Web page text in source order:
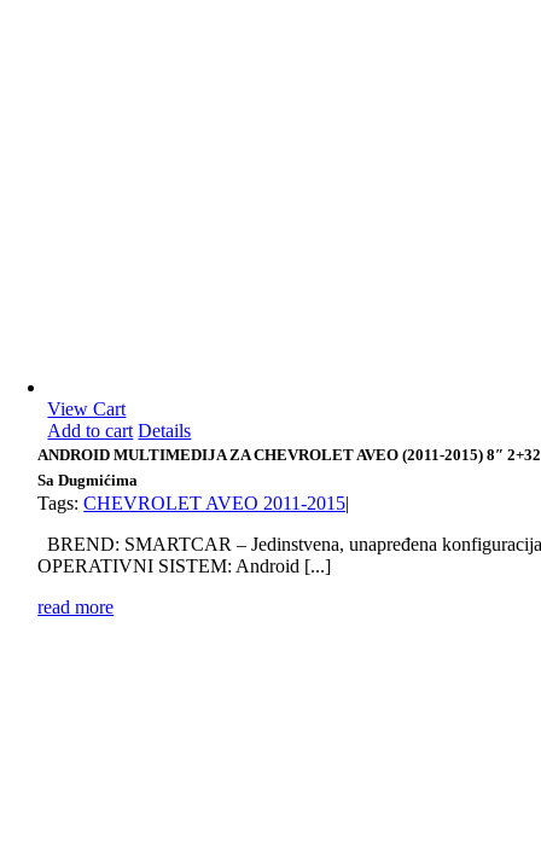
View Cart
Add to cart Details
ANDROID MULTIMEDIJA ZA CHEVROLET AVEO (2011-2015) 8″ 2+32
Sa Dugmićima
Tags:CHEVROLET AVEO 2011-2015|
BREND: SMARTCAR – Jedinstvena, unapređena
OPERATIVNI SISTEM: Android [...]
read more